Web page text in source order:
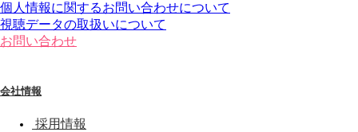
個人情報に関するお問い合わせについて
視聴データの取扱いについて
お問い合わせ
会社情報
採用情報